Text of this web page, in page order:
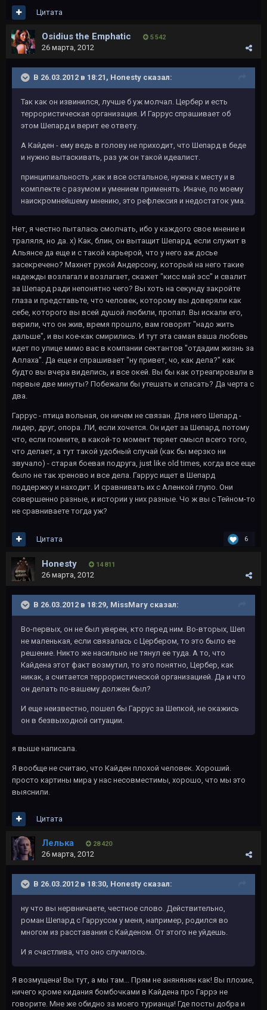
Цитата
Osidius the Emphatic 5 542
26 марта, 2012
В 26.03.2012 в 18:21, Honesty сказал:
Так как он извинился, лучше б уж молчал. Цербер и есть
террористическая организация. И Гаррус спрашивает об
этом Шепард и верит ее ответу.
А Кайден - ему ведь в голову не приходит, что Шепард в беде
и нужно вытаскивать, раз уж он такой идеалист.
принципиальность ,как и все остальное, нужна к месту и в
комплекте с разумом и умением применять. Иначе, по моему
наискромнейшему мнению, это рефлексия и недостаток ума.
Нет, я честно пыталась смолчать, ибо у каждого свое мнение и
траляля, но да. х) Как, блин, он вытащит Шепард, если служит в
Альянсе да еще и с такой карьерой, что у него аж досье
засекречено? Махнет рукой Андерсону, который на него такие
надежды возлагал и возлагает, скажет "кисс май эсс" и свалит
за Шепард ради непонятно чего? Вы хоть на секунду закройте
глаза и представьте, что человек, которому вы доверяли как
себе, которого вы всей душой любили, пропал. Вы искали его,
верили, что он жив, время прошло, вам говорят "надо жить
дальше", и вы кое-как смирились. И тут эта самая ваша любовь
идет по улице мимо вас в компании сектантов "отдадим жизнь за
Аллаха". Да еще и спрашивает "ну привет, чо, как дела?" как
будто вы вчера виделись, и все окей. Вы бы как отреагировали в
первые две минуты? Побежали бы утешать и спасать? Да черта с
два.
Гаррус - птица вольная, он ничем не связан. Для него Шепард -
лидер, друг, опора. ЛИ, если хочется. Он идет за Шепард, потому
что, если помните, в какой-то момент теряет смысл всего того,
что делает, а тут такой удобный случай (как бы мерзко ни
звучало) - старая боевая подруга, just like old times, когда все еще
было не так хреново и все дела. Гаррус ищет в Шепард
поддержку и находит. И сравнивать их с Аленкой глупо. Они
совершенно разные, и истории у них разные. Чо ж вы с Тейном-то
не сравниваете тогда уж?
6
Цитата
Honesty 14 811
26 марта, 2012
В 26.03.2012 в 18:29, MissMary сказал:
Во-первых, он не был уверен, кто перед ним. Во-вторых, Шеп
не маленькая, если связалась с Цербером, то это было ее
решение. Никто же насильно не тянул ее туда. А то, что
Кайдена этот факт возмутил, то это понятно, Цербер, как
никак, а считается террористической организацией. Да и что
он делать по-вашему должен был?
И еще неизвестно, пошел бы Гаррус за Шепкой, не окажись
он в безвыходной ситуации.
я выше написала.
Я вообще не считаю, что Кайден плохой человек. Хороший.
просто картины мира у нас несовместимы, хорошо, что мы это
выяснили.
Цитата
Лелька 28 420
26 марта, 2012
В 26.03.2012 в 18:30, Honesty сказал:
ну что вы нервничаете, честное слово. Действительно,
роман Шепард с Гаррусом у меня, например, родился во
многом из расставания с Кайденом. От этого не уйдешь.
И я счастлива, что оно случилось.
Я возмущена! Вы тут, а мы там... Прям не анянянян как! Вы плохие,
ничего кроме кидания бомбочками в Кайдена про Гаррэ не
говорите. Мне же обидно за моего турианца! Где посты добра и